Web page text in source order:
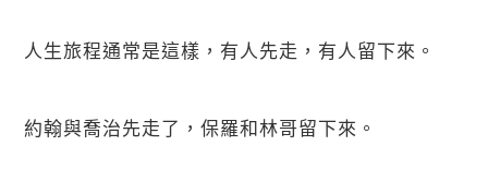
人生旅程通常是這樣，有人先走，有人留下來。
約翰與喬治先走了，保羅和林哥留下來。